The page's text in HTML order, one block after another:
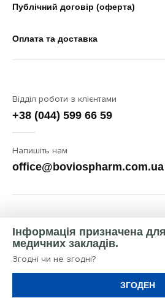
Інформація призначена для
медичних закладів.
Згодні чи не згодні?
ЗГОДЕН
© BOVIOS
Публічний договір (оферта)
Оплата та доставка
Відділ роботи з клієнтами
+38 (044) 599 66 59
Напишіть нам
office@boviospharm.com.ua